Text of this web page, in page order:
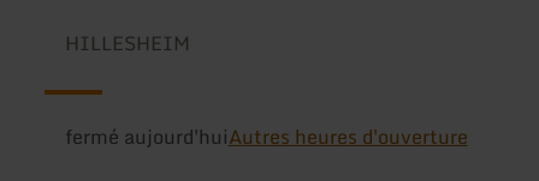
HILLESHEIM
fermé aujourd'huiAutres heures d'ouverture